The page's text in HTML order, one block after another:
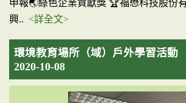
申報🌏綠色企業貢獻獎 🏆福懋科技股份
興.. <詳全文>
環境教育場所（域）戶外學習活動
2020-10-08